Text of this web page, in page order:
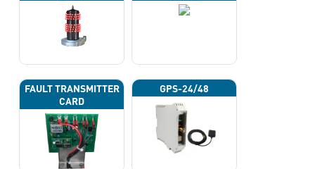
FAULT TRANSMITTER
CARD
GPS-24/48